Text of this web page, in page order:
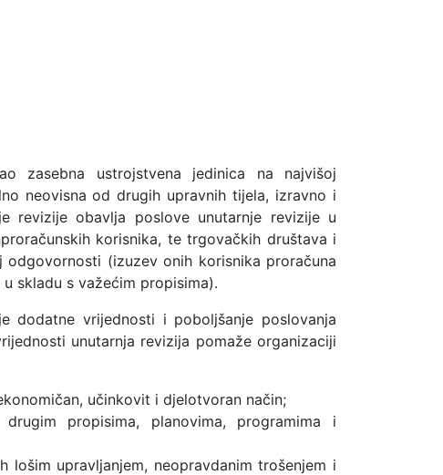
zasebna ustrojstvena jedinica na najvišoj
neovisna od drugih upravnih tijela, izravno i
revizije obavlja poslove unutarnje revizije u
korisnika, te trgovačkih društava i
(izuzev onih korisnika proračuna
skladu s važećim propisima).
dodatne vrijednosti i poboljšanje poslovanja
unutarnja revizija pomaže organizaciji
učinkovit i djelotvoran način;
propisima, planovima, programima i
lošim upravljanjem, neopravdanim trošenjem i